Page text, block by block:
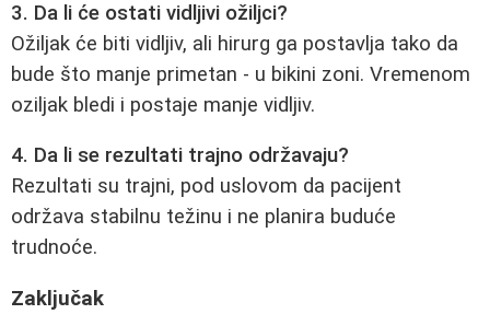
3. Da li će ostati vidljivi ožiljci?
Ožiljak će biti vidljiv, ali hirurg ga postavlja tako da
bude što manje primetan - u bikini zoni. Vremenom
oziljak bledi i postaje manje vidljiv.
4. Da li se rezultati trajno održavaju?
Rezultati su trajni, pod uslovom da pacijent
održava stabilnu težinu i ne planira buduće
trudnoće.
Zaključak